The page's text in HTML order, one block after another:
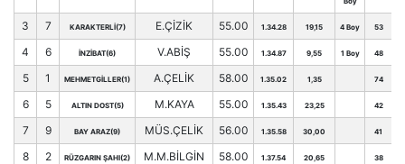
3 7 KARAKTERLİ(7) E.ÇİZİK 55.00 1.34.28 19,15 4 Boy 53
4 6 İNZİBAT(6) V.ABİŞ 55.00 1.34.87 9,55 1 Boy 48
5 1 MEHMETGİLLER(1) A.ÇELİK 58.00 1.35.02 1,35 74
6 5 ALTIN DOST(5) M.KAYA 55.00 1.35.43 23,25 42
7 9 BAY ARAZ(9) MÜS.ÇELİK 56.00 1.35.58 30,00 41
8 2 RÜZGARIN ŞAHI(2) M.M.BİLGİN 58.00 1.37.54 20,65 38